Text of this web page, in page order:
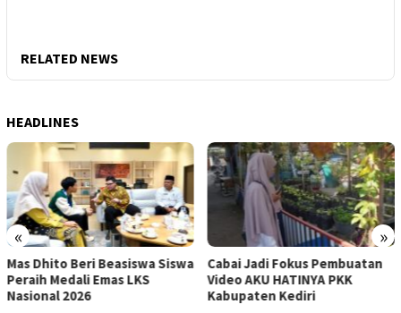
RELATED NEWS
HEADLINES
« »
Cabai Jadi Fokus Pembuatan
Video AKU HATINYA PKK
Kabupaten Kediri
Mas Dhito Ingatkan
Pentingnya Terapkan
Keahlian setelah Pelatihan